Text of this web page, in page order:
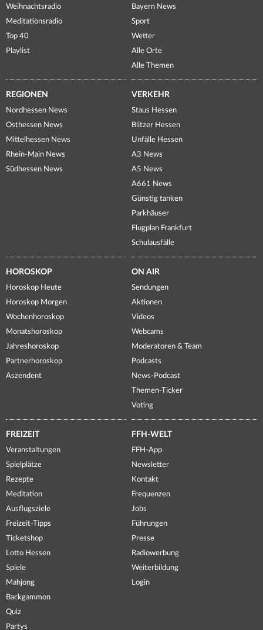
Weihnachtsradio
Meditationsradio
Top 40
Playlist
Bayern News
Sport
Wetter
Alle Orte
Alle Themen
REGIONEN
Nordhessen News
Osthessen News
Mittelhessen News
Rhein-Main News
Südhessen News
VERKEHR
Staus Hessen
Blitzer Hessen
Unfälle Hessen
A3 News
A5 News
A661 News
Günstig tanken
Parkhäuser
Flugplan Frankfurt
Schulausfälle
HOROSKOP
Horoskop Heute
Horoskop Morgen
Wochenhoroskop
Monatshoroskop
Jahreshoroskop
Partnerhoroskop
Aszendent
ON AIR
Sendungen
Aktionen
Videos
Webcams
Moderatoren & Team
Podcasts
News-Podcast
Themen-Ticker
Voting
FREIZEIT
Veranstaltungen
Spielplätze
Rezepte
Meditation
Ausflugsziele
Freizeit-Tipps
Ticketshop
Lotto Hessen
Spiele
Mahjong
Backgammon
Quiz
Partys
FFH-WELT
FFH-App
Newsletter
Kontakt
Frequenzen
Jobs
Führungen
Presse
Radiowerbung
Weiterbildung
Login